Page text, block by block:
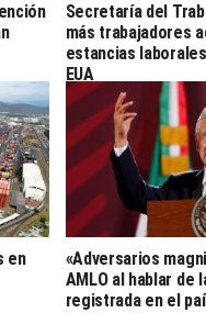
Secretaría del
más trabajadores
estancias
EUA
en
«Adversarios
AMLO al hablar de
registrada en el